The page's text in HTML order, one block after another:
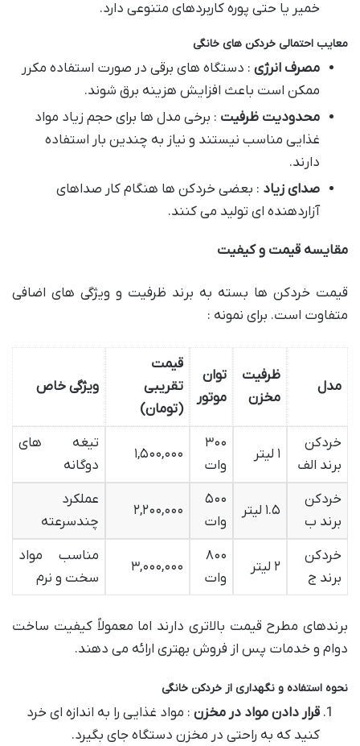
خمیر یا حتی پوره کاربردهای متنوعی دارد.
معایب احتمالی خردکن های خانگی
مصرف انرژی : دستگاه های برقی در صورت استفاده مکرر
ممکن است باعث افزایش هزینه برق شوند.
محدودیت ظرفیت : برخی مدل ها برای حجم زیاد مواد
غذایی مناسب نیستند و نیاز به چندین بار استفاده
دارند.
صدای زیاد : بعضی خردکن ها هنگام کار صداهای
آزاردهنده ای تولید می کنند.
مقایسه قیمت و کیفیت
قیمت خردکن ها بسته به برند ظرفیت و ویژگی های اضافی
متفاوت است. برای نمونه :
مدل
ظرفیت
مخزن
توان
موتور
قیمت
تقریبی
(تومان)
ویژگی خاص
خردکن
برند الف
۱ لیتر
۳۰۰
وات
۱,۵۰۰,۰۰۰
تیغه های
دوگانه
خردکن
برند ب
۱.۵ لیتر
۵۰۰
وات
۲,۲۰۰,۰۰۰
عملکرد
چندسرعته
خردکن
برند ج
۲ لیتر
۸۰۰
وات
۳,۰۰۰,۰۰۰
مناسب مواد
سخت و نرم
برندهای مطرح قیمت بالاتری دارند اما معمولاً کیفیت ساخت
دوام و خدمات پس از فروش بهتری ارائه می دهند.
نحوه استفاده و نگهداری از خردکن خانگی
قرار دادن مواد در مخزن : مواد غذایی را به اندازه ای خرد
کنید که به راحتی در مخزن دستگاه جای بگیرد.